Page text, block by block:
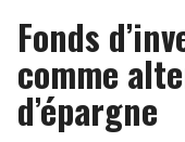
Fonds
comme
d’épargne